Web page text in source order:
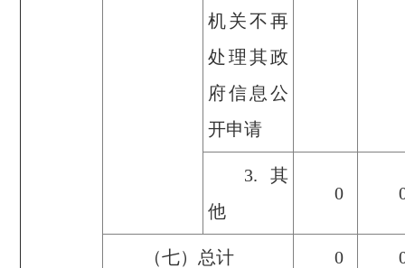
机关不再
处理其政
府信息公
开申请
3.其
他
0
（七）总计 0